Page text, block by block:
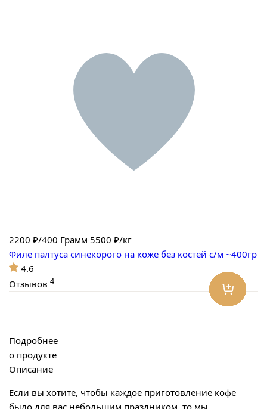
2200 ₽/400 Грамм 5500 ₽/кг
Филе палтуса синекорого на коже без костей с/м ~400гр
4.6
Отзывов 4
Подробнее
о продукте
Описание
Если вы хотите, чтобы каждое приготовление кофе